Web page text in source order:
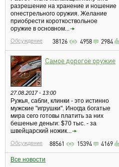
разрешение на хранение и ношение
огнестрельного оружия. Желание
приобрести короткоствольное
оружие в основном...
Обсуждение 38126 4958 2984
Самое дорогое оружие
27.08.2017 - 13:00
Ружья, сабли, клинки - это истинно
мужские "игрушки". Иногда богатые
мира сего готовы платить за них
бешеные деньги: $70 тыс. - за
швейцарский ножик...
Обсуждение 88561 15394 4169
Все новости